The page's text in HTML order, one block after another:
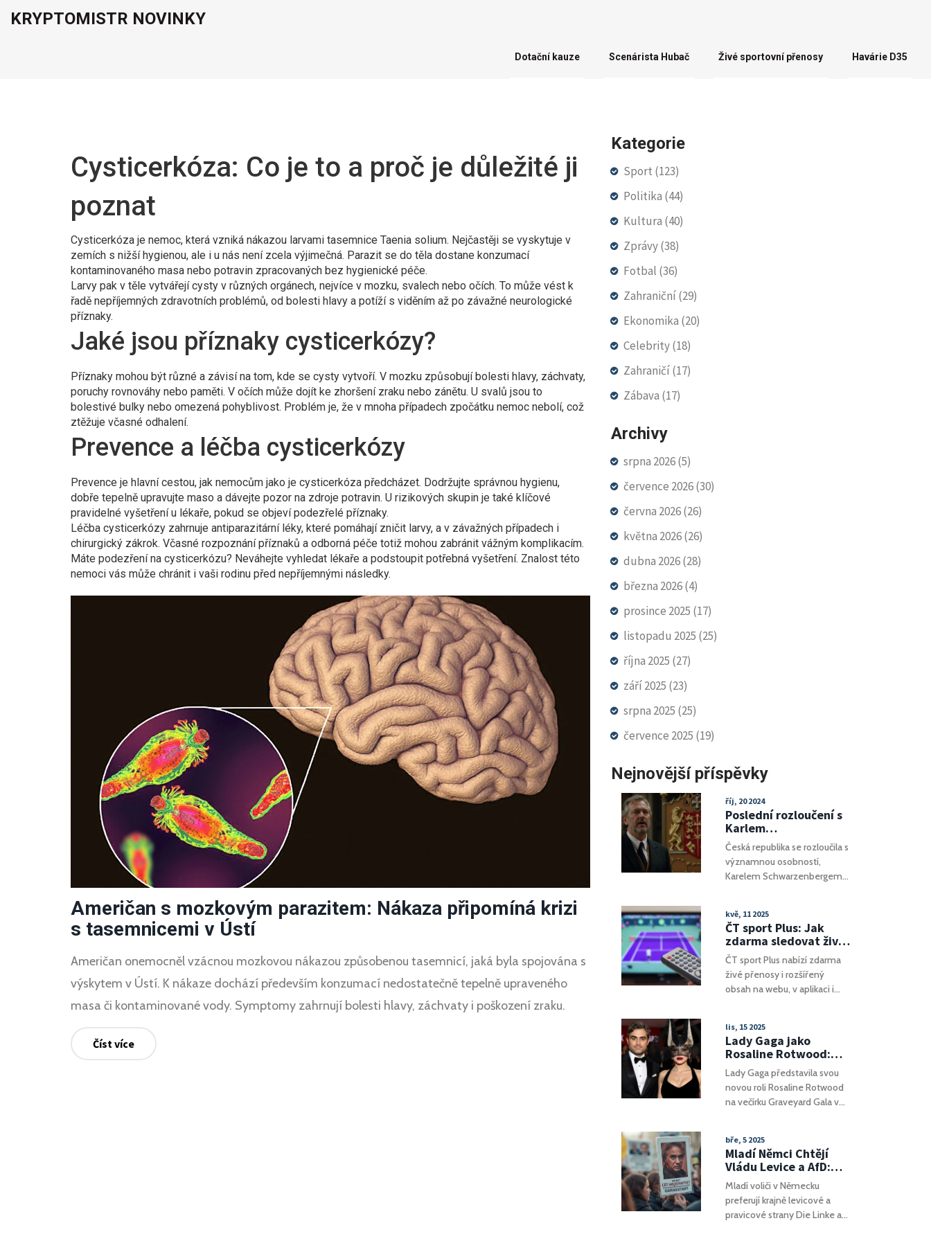
KRYPTOMISTR NOVINKY
Dotační kauze Scenárista Hubač Živé sportovní přenosy Havárie D35
Cysticerkóza: Co je to a proč je důležité ji
poznat
Cysticerkóza je nemoc, která vzniká nákazou larvami tasemnice Taenia solium. Nejčastěji se vyskytuje v
zemích s nižší hygienou, ale i u nás není zcela výjimečná. Parazit se do těla dostane konzumací
kontaminovaného masa nebo potravin zpracovaných bez hygienické péče.
Larvy pak v těle vytvářejí cysty v různých orgánech, nejvíce v mozku, svalech nebo očích. To může vést k
řadě nepříjemných zdravotních problémů, od bolesti hlavy a potíží s viděním až po závažné neurologické
příznaky.
Jaké jsou příznaky cysticerkózy?
Příznaky mohou být různé a závisí na tom, kde se cysty vytvoří. V mozku způsobují bolesti hlavy, záchvaty,
poruchy rovnováhy nebo paměti. V očích může dojít ke zhoršení zraku nebo zánětu. U svalů jsou to
bolestivé bulky nebo omezená pohyblivost. Problém je, že v mnoha případech zpočátku nemoc nebolí, což
ztěžuje včasné odhalení.
Prevence a léčba cysticerkózy
Prevence je hlavní cestou, jak nemocům jako je cysticerkóza předcházet. Dodržujte správnou hygienu,
dobře tepelně upravujte maso a dávejte pozor na zdroje potravin. U rizikových skupin je také klíčové
pravidelné vyšetření u lékaře, pokud se objeví podezřelé příznaky.
Léčba cysticerkózy zahrnuje antiparazitární léky, které pomáhají zničit larvy, a v závažných případech i
chirurgický zákrok. Včasné rozpoznání příznaků a odborná péče totiž mohou zabránit vážným komplikacím.
Máte podezření na cysticerkózu? Neváhejte vyhledat lékaře a podstoupit potřebná vyšetření. Znalost této
nemoci vás může chránit i vaši rodinu před nepříjemnými následky.
Američan s mozkovým parazitem: Nákaza připomíná krizi
s tasemnicemi v Ústí
Američan onemocněl vzácnou mozkovou nákazou způsobenou tasemnicí, jaká byla spojována s
výskytem v Ústí. K nákaze dochází především konzumací nedostatečně tepelně upraveného
masa či kontaminované vody. Symptomy zahrnují bolesti hlavy, záchvaty i poškození zraku.
Číst více
Kategorie
Sport (123)
Politika (44)
Kultura (40)
Zprávy(38)
Fotbal (36)
Zahraniční(29)
Ekonomika (20)
Celebrity(18)
Zahraničí(17)
Zábava (17)
Archivy
srpna 2026(5)
července 2026(30)
června 2026(26)
května 2026(26)
dubna 2026(28)
března 2026(4)
prosince 2025 (17)
listopadu 2025 (25)
října 2025 (27)
září 2025 (23)
srpna 2025 (25)
července 2025 (19)
Nejnovější příspěvky
říj, 20 2024
Poslední rozloučení s
Karlem
Schwarzenbergem:
Národ vzdává hold
českému státníkovi
Česká republika se rozloučila s
významnou osobností,
Karelem Schwarzenbergem,
Pražském hradě. Obřad se
uskutečnil 9. prosince 2023 a
zúčastnily se ho stovky lidí,
včetně řady politických a
kulturních osobností.
Schwarzenberg byl
procesu demokratizace a
dvakrát zastával funkci
ministra zahraničí.
kvě, 11 2025
ČT sport Plus: Jak
zdarma sledovat živé
sportovní přenosy
online v roce 2025
ČT sport Plus nabízí zdarma
živé přenosy i rozšířený
obsah na webu, v aplikaci i
ČT sport +, navíc registrací
získáte exkluzivní bonusy.
Dostupné je to pro každého –
doma i na cestách.
lis, 15 2025
Lady Gaga jako
Rosaline Rotwood:
Nová role v
Wednesday Season 2
se objeví 3. září
Lady Gaga představila svou
novou roli Rosaline Rotwood
na večírku Graveyard Gala v
Wednesday Season 2 se
objeví 3. září, spojují hudbu,
televizi a internetovou
kulturu.
bře, 5 2025
Mladí Němci Chtějí
Vládu Levice a AfD:
Voliči Cítí Rozčarování
Mladí voliči v Německu
preferují krajně levicové a
pravicové strany Die Linke a